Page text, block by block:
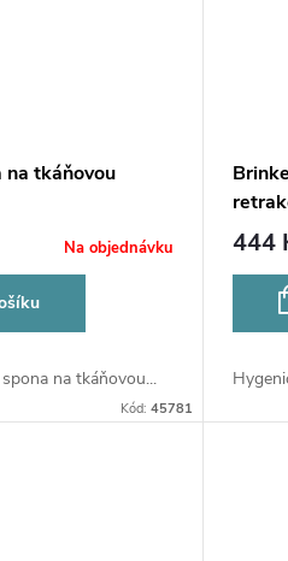
na tkáňovou
Na objednávku
na tkáňovou...
Kód:45781
444